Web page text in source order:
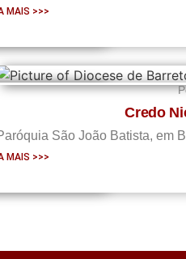
MAIS >>>
ano,...
Credo
São João Batista, em
MAIS >>>